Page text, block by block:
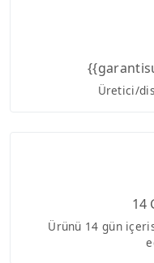
Üretici/
14
Ürünü 14 gün